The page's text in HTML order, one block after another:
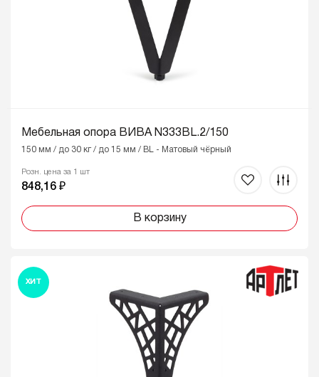
Мебельная опора ВИВА N333BL.2/150
150 мм / до 30 кг / до 15 мм / BL - Матовый чёрный
Розн. цена за 1 шт
848,16 ₽
В корзину
ХИТ